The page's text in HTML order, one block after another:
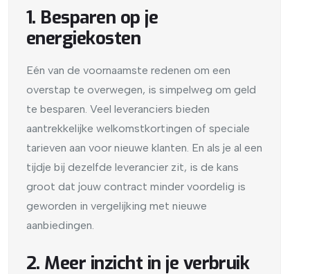
1. Besparen op je
energiekosten
Eén van de voornaamste redenen om een
overstap te overwegen, is simpelweg om geld
te besparen. Veel leveranciers bieden
aantrekkelijke welkomstkortingen of speciale
tarieven aan voor nieuwe klanten. En als je al een
tijdje bij dezelfde leverancier zit, is de kans
groot dat jouw contract minder voordelig is
geworden in vergelijking met nieuwe
aanbiedingen.
2. Meer inzicht in je verbruik